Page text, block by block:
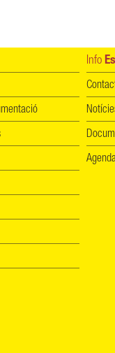
Info